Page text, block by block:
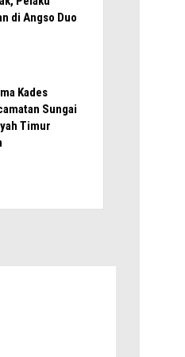
di Angso Duo
Kades
Sungai
Timur